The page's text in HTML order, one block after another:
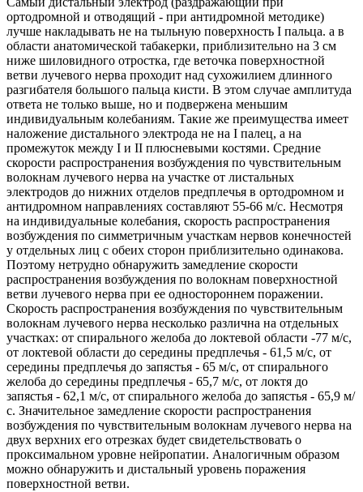
ортодромной и отводящий - при антидромной методике)
лучше накладывать не на тыльную поверхность I пальца. а в
области анатомической табакерки, приблизительно на 3 см
ниже шиловидного отростка, где веточка поверхностной
ветви лучевого нерва проходит над сухожилием длинного
разгибателя большого пальца кисти. В этом случае амплитуда
ответа не только выше, но и подвержена меньшим
индивидуальным колебаниям. Такие же преимущества имеет
наложение дистального электрода не на I палец, а на
промежуток между I и II плюсневыми костями. Средние
скорости распространения возбуждения по чувствительным
волокнам лучевого нерва на участке от листальных
электродов до нижних отделов предплечья в ортодромном и
антидромном направлениях составляют 55-66 м/с. Несмотря
на индивидуальные колебания, скорость распространения
возбуждения по симметричным участкам нервов конечностей
у отдельных лиц с обеих сторон приблизительно одинакова.
Поэтому нетрудно обнаружить замедление скорости
распространения возбуждения по волокнам поверхностной
ветви лучевого нерва при ее одностороннем поражении.
Скорость распространения возбуждения по чувствительным
волокнам лучевого нерва несколько различна на отдельных
участках: от спирального желоба до локтевой области -77 м/с,
от локтевой области до середины предплечья - 61,5 м/с, от
середины предплечья до запястья - 65 м/с, от спирального
желоба до середины предплечья - 65,7 м/с, от локтя до
запястья - 62,1 м/с, от спирального желоба до запястья - 65,9 м/
с. Значительное замедление скорости распространения
возбуждения по чувствительным волокнам лучевого нерва на
двух верхних его отрезках будет свидетельствовать о
проксимальном уровне нейропатии. Аналогичным образом
можно обнаружить и дистальный уровень поражения
поверхностной ветви.